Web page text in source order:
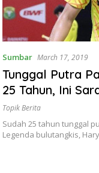
Sumbar March 17, 2019
Tunggal Putra
25 Tahun, Ini
Topik Berita
Sudah 25 tahun tunggal
Legenda bulutangkis,